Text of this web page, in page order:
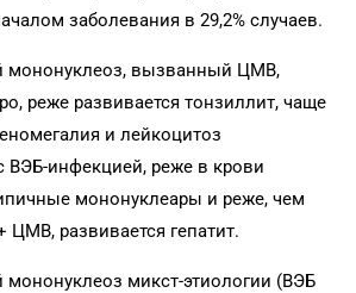
заболевания в 29,2% случаев.
мононуклеоз, вызванный ЦМВ,
реже развивается тонзиллит, чаще
и лейкоцитоз
ВЭБ-инфекцией, реже в крови
мононуклеары и реже, чем
ЦМВ, развивается гепатит.
микст-этиологии (ВЭБ